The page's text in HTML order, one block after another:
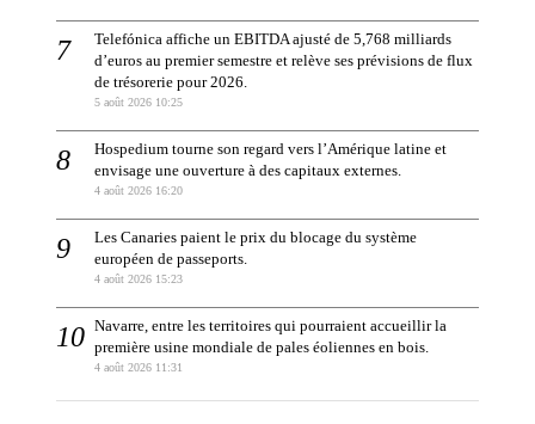
Telefónica affiche un EBITDA ajusté de 5,768 milliards
d’euros au premier semestre et relève ses prévisions de flux
de trésorerie pour 2026.
5 août 2026 10:25
Hospedium tourne son regard vers l’Amérique latine et
envisage une ouverture à des capitaux externes.
4 août 2026 16:20
Les Canaries paient le prix du blocage du système
européen de passeports.
4 août 2026 15:23
Navarre, entre les territoires qui pourraient accueillir la
première usine mondiale de pales éoliennes en bois.
4 août 2026 11:31